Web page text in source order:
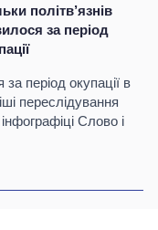
політв’язнів
за період
за період окупації в
переслідування
Слово і